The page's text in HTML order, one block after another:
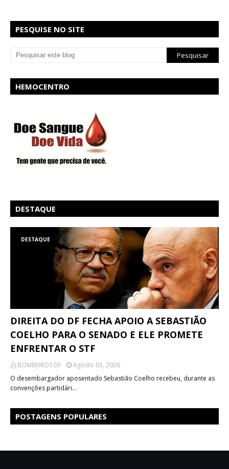
PESQUISE NO SITE
HEMOCENTRO
DESTAQUE
DESTAQUE
DIREITA DO DF FECHA APOIO A SEBASTIÃO
COELHO PARA O SENADO E ELE PROMETE
ENFRENTAR O STF
BOMBEIROS DF
Agosto 03, 2026
O desembargador aposentado Sebastião Coelho recebeu, durante as
convenções partidári…
POSTAGENS POPULARES